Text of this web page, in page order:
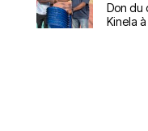
Don du
Kinela